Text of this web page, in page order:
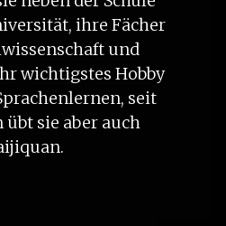
ihre Fächer
und
wichtigstes Hobby
seit
übt sie aber auch